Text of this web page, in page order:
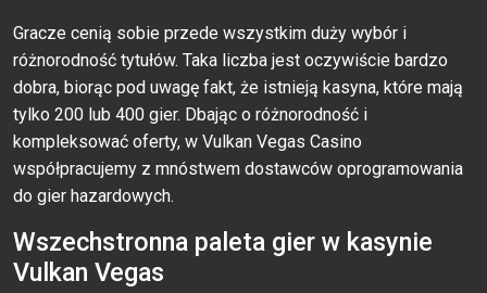
Gracze cenią sobie przede wszystkim duży wybór i
różnorodność tytułów. Taka liczba jest oczywiście bardzo
dobra, biorąc pod uwagę fakt, że istnieją kasyna, które mają
tylko 200 lub 400 gier. Dbając o różnorodność i
kompleksować oferty, w Vulkan Vegas Casino
współpracujemy z mnóstwem dostawców oprogramowania
do gier hazardowych.
Wszechstronna paleta gier w kasynie
Vulkan Vegas